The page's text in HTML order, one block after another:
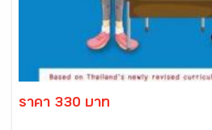
ราคา 330 บาท